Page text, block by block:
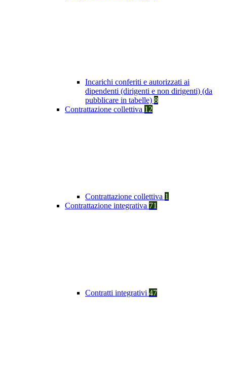
Incarichi conferiti e autorizzati ai
dipendenti (dirigenti e non dirigenti) (da
pubblicare in tabelle) 8
Contrattazione collettiva 12
Contrattazione collettiva 1
Contrattazione integrativa 71
Contratti integrativi 47